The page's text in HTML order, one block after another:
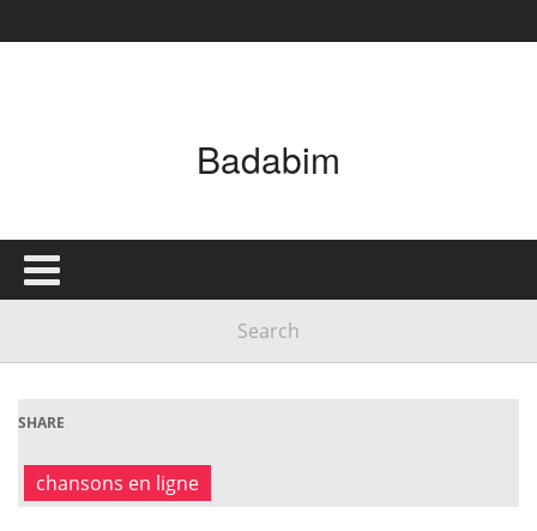
Badabim
SHARE
chansons en ligne